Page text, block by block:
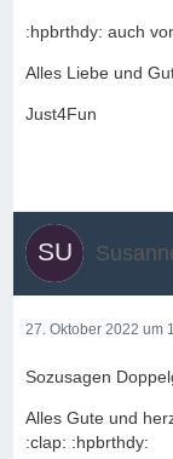
:hpbrthdy: auch
Alles Liebe und
Just4Fun
27. Oktober 2022 um
Sozusagen
Alles Gute und
:clap: :hpbrthdy: